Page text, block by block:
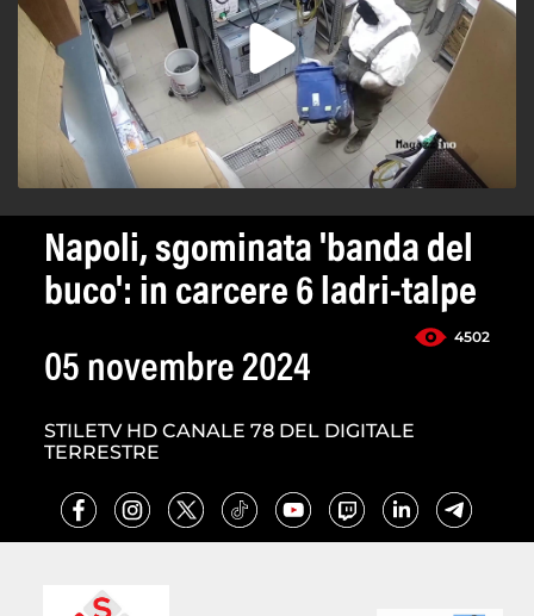
Napoli, sgominata 'banda del
buco': in carcere 6 ladri-talpe
4502
05 novembre 2024
STILETV HD CANALE 78 DEL DIGITALE
TERRESTRE